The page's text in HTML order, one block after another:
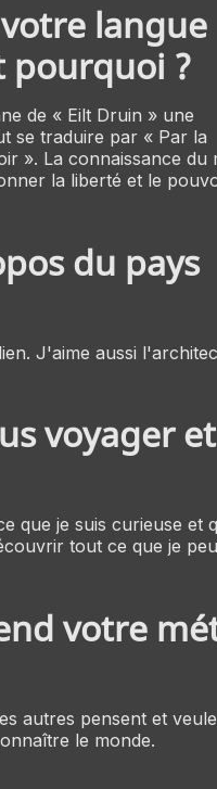
langue
pourquoi ?
de « Eilt Druin » une
se traduire par « Par la
». La connaissance du
la liberté et le
du pays
J'aime aussi
voyager et
que je suis curieuse et
tout ce que je
votre
autres pensent et
le monde.